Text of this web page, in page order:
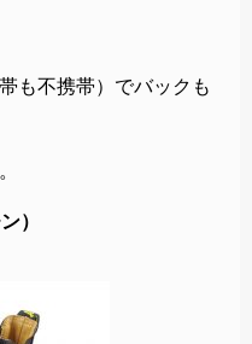
も不携帯）でバックも
）